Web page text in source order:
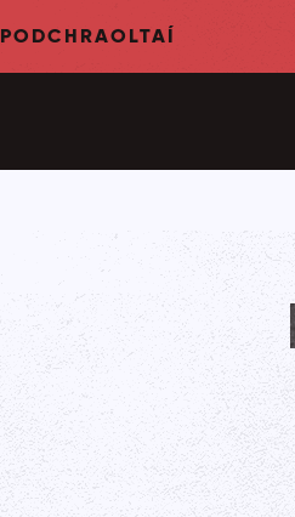
PODCHRAOLTAÍ